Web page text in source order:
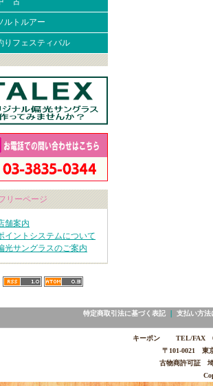
ルトルアー
りフェスティバル
リーページ
舗案内
イントシステムについて
光サングラスのご案内
特定商取引法に基づく表記｜ 支払い方法
キーポン TEL/FAX
〒101-0021 東
古物商許可証